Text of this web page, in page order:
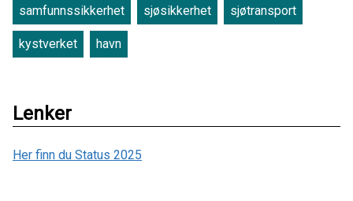
samfunnssikkerhet sjøsikkerhet sjøtransport
kystverket havn
Lenker
Her finn du Status 2025